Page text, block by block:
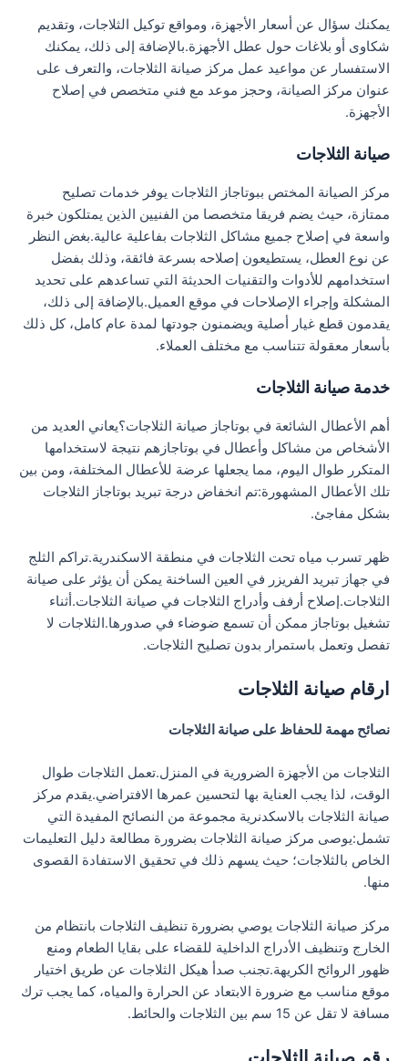
يمكنك سؤال عن أسعار الأجهزة، ومواقع توكيل الثلاجات، وتقديم
شكاوى أو بلاغات حول عطل الأجهزة.بالإضافة إلى ذلك، يمكنك
الاستفسار عن مواعيد عمل مركز صيانة الثلاجات، والتعرف على
عنوان مركز الصيانة، وحجز موعد مع فني متخصص في إصلاح
الأجهزة.
صيانة الثلاجات
مركز الصيانة المختص ببوتاجاز الثلاجات يوفر خدمات تصليح
ممتازة، حيث يضم فريقا متخصصا من الفنيين الذين يمتلكون خبرة
واسعة في إصلاح جميع مشاكل الثلاجات بفاعلية عالية.بغض النظر
عن نوع العطل، يستطيعون إصلاحه بسرعة فائقة، وذلك بفضل
استخدامهم للأدوات والتقنيات الحديثة التي تساعدهم على تحديد
المشكلة وإجراء الإصلاحات في موقع العميل.بالإضافة إلى ذلك،
يقدمون قطع غيار أصلية ويضمنون جودتها لمدة عام كامل، كل ذلك
بأسعار معقولة تتناسب مع مختلف العملاء.
خدمة صيانة الثلاجات
أهم الأعطال الشائعة في بوتاجاز صيانة الثلاجات؟يعاني العديد من
الأشخاص من مشاكل وأعطال في بوتاجازهم نتيجة لاستخدامها
المتكرر طوال اليوم، مما يجعلها عرضة للأعطال المختلفة، ومن بين
تلك الأعطال المشهورة:تم انخفاض درجة تبريد بوتاجاز الثلاجات
بشكل مفاجئ.
ظهر تسرب مياه تحت الثلاجات في منطقة الاسكندرية.تراكم الثلج
في جهاز تبريد الفريزر في العين الساخنة يمكن أن يؤثر على صيانة
الثلاجات.إصلاح أرفف وأدراج الثلاجات في صيانة الثلاجات.أثناء
تشغيل بوتاجاز ممكن أن تسمع ضوضاء في صدورها.الثلاجات لا
تفصل وتعمل باستمرار بدون تصليح الثلاجات.
ارقام صيانة الثلاجات
نصائح مهمة للحفاظ على صيانة الثلاجات
الثلاجات من الأجهزة الضرورية في المنزل.تعمل الثلاجات طوال
الوقت، لذا يجب العناية بها لتحسين عمرها الافتراضي.يقدم مركز
صيانة الثلاجات بالاسكدنرية مجموعة من النصائح المفيدة التي
تشمل:يوصى مركز صيانة الثلاجات بضرورة مطالعة دليل التعليمات
الخاص بالثلاجات؛ حيث يسهم ذلك في تحقيق الاستفادة القصوى
منها.
مركز صيانة الثلاجات يوصي بضرورة تنظيف الثلاجات بانتظام من
الخارج وتنظيف الأدراج الداخلية للقضاء على بقايا الطعام ومنع
ظهور الروائح الكريهة.تجنب صدأ هيكل الثلاجات عن طريق اختيار
موقع مناسب مع ضرورة الابتعاد عن الحرارة والمياه، كما يجب ترك
مسافة لا تقل عن 15 سم بين الثلاجات والحائط.